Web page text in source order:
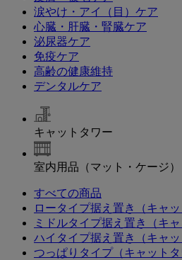
涙やけ・アイ（目）ケア
心臓・肝臓・腎臓ケア
泌尿器ケア
免疫ケア
高齢の健康維持
デンタルケア
キャットタワー
室内用品（マット・ケージ）
すべての商品
ロータイプ据え置き（キャッ
ミドルタイプ据え置き（キャ
ハイタイプ据え置き（キャッ
つっぱりタイプ（キャットタ